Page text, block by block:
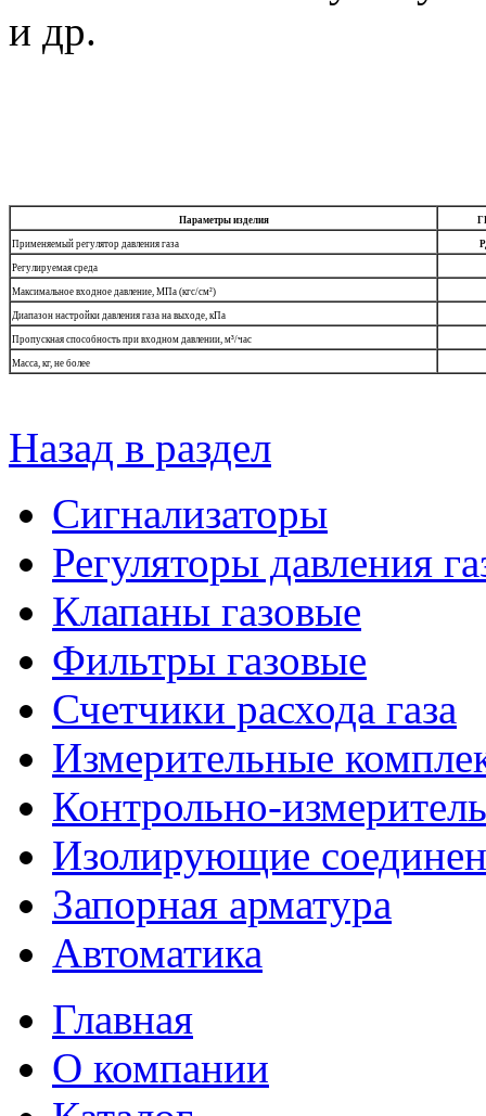
и др.
Параметры изделия
Применяемый регулятор давления газа
Регулируемая среда
Максимальное входное давление, МПа (кгс/см²)
Диапазон настройки давления газа на выходе, кПа
Пропускная способность при входном давлении, м³/час
Масса, кг, не более
Назад в раздел
Сигнализаторы
Регуляторы давления
Клапаны газовые
Фильтры газовые
Счетчики расхода газа
Измерительные
Контрольно-
Изолирующие
Запорная арматура
Автоматика
Главная
О компании